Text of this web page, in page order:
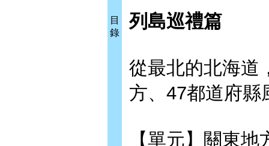
目
錄
列島巡禮篇
從最北的北海道
方、47都道府縣
【單元】關東